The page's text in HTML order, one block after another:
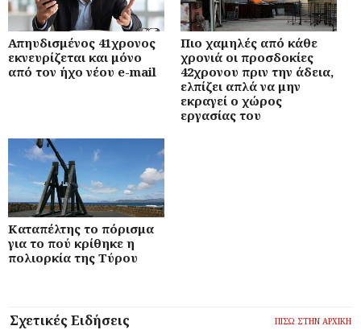
Απηυδισμένος 41χρονος
εκνευρίζεται και μόνο
από τον ήχο νέου e-mail
Πιο χαμηλές από κάθε
χρονιά οι προσδοκίες
42χρονου πριν την άδεια,
ελπίζει απλά να μην
εκραγεί ο χώρος
εργασίας του
Καταπέλτης το πόρισμα
για το πού κρίθηκε η
πολιορκία της Τύρου
Σχετικές Ειδήσεις ΠΙΣΩ ΣΤΗΝ ΑΡΧΙΚΗ